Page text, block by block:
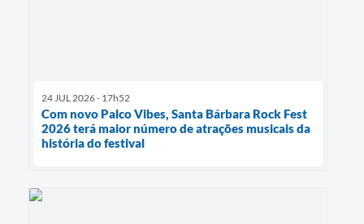
24 JUL 2026 - 17h52
Com novo Palco Vibes, Santa Bárbara Rock Fest
2026 terá maior número de atrações musicais da
história do festival